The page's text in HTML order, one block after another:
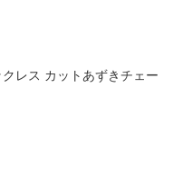
レス カットあずきチェー